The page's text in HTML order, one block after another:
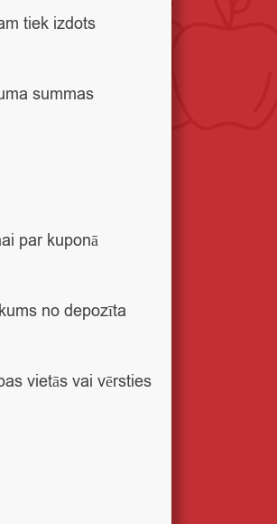
tiek izdots
summas
par kuponā
no depozīta
vietās vai vērsties